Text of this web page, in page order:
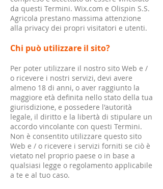
da questi Termini. Wix.com e Olispin S.S.
Agricola prestano massima attenzione
alla privacy dei propri visitatori e utenti.
Chi può utilizzare il sito?
Per poter utilizzare il nostro sito Web e /
o ricevere i nostri servizi, devi avere
almeno 18 di anni, o aver raggiunto la
maggiore età definita nello stato della tua
giurisdizione, e possedere l'autorità
legale, il diritto e la libertà di stipulare un
accordo vincolante con questi Termini.
Non è consentito utilizzare questo sito
Web e / o ricevere i servizi forniti se ciò è
vietato nel proprio paese o in base a
qualsiasi legge o regolamento applicabile
a te e al tuo caso.